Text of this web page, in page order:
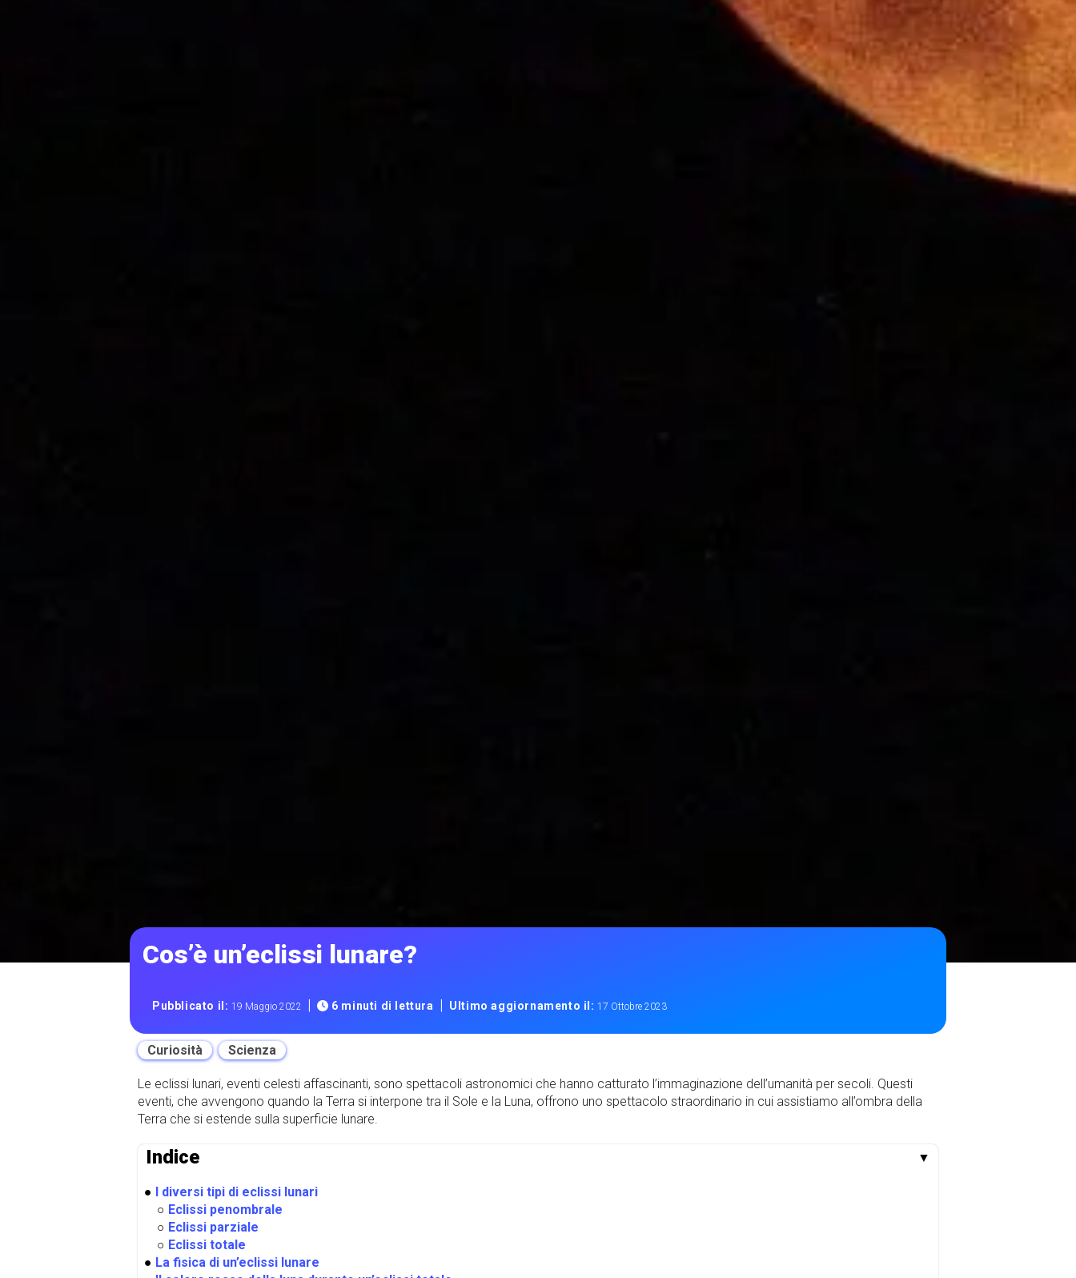
Cos’è un’eclissi lunare?
Pubblicato il:19 Maggio 2022 | 6 minuti di lettura | Ultimo aggiornamento il:17 Ottobre 2023
Curiosità Scienza
Le eclissi lunari, eventi celesti affascinanti, sono spettacoli astronomici che hanno catturato l’immaginazione dell’umanità per secoli. Questi
eventi, che avvengono quando la Terra si interpone tra il Sole e la Luna, offrono uno spettacolo straordinario in cui assistiamo all’ombra della
Terra che si estende sulla superficie lunare.
Indice ▼
●
I diversi tipi di eclissi lunari
○ Eclissi penombrale
○ Eclissi parziale
○ Eclissi totale
● La fisica di un’eclissi lunare